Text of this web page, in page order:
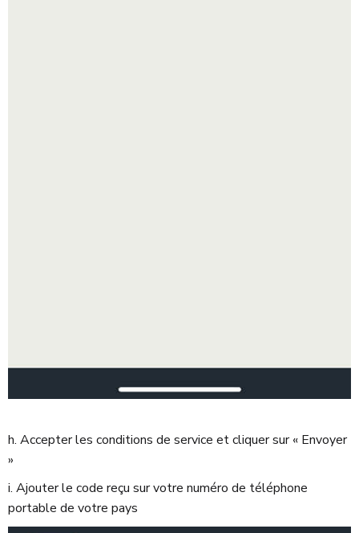
h. Accepter les conditions de service et cliquer sur « Envoyer
»
i. Ajouter le code reçu sur votre numéro de téléphone
portable de votre pays